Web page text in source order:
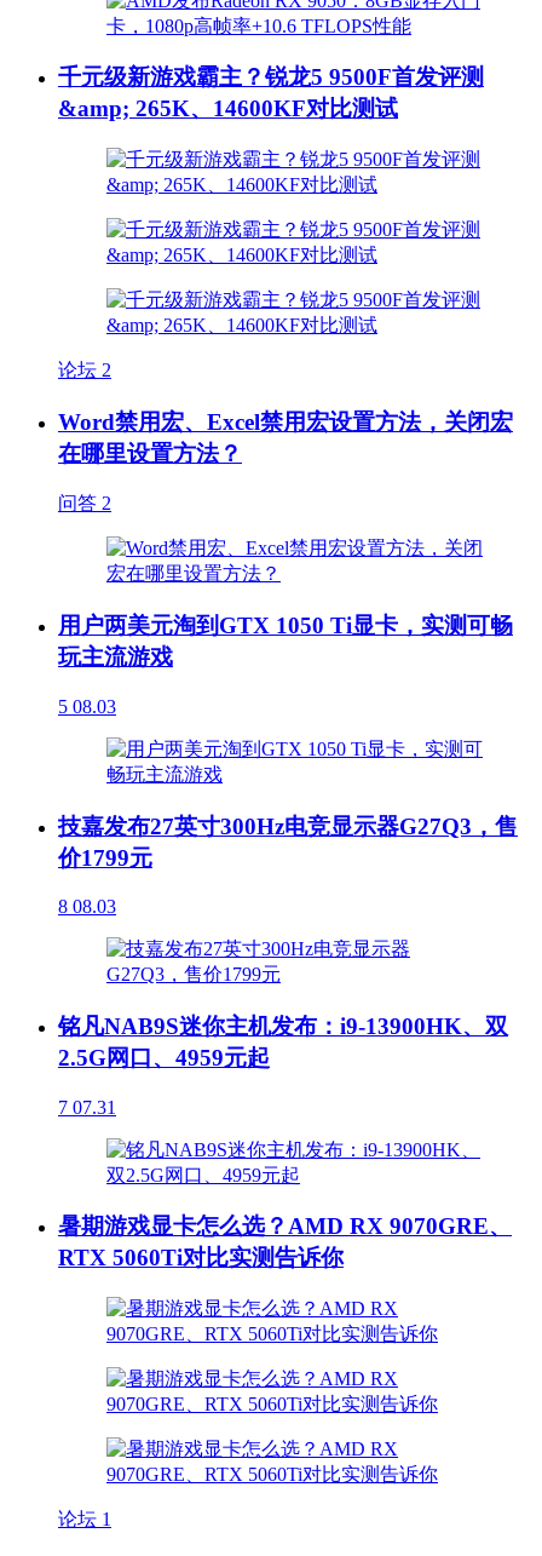
千元级新游戏霸主？锐龙5 9500F首发评测
&amp; 265K、14600KF对比测试
论坛 2
Word禁用宏、Excel禁用宏设置方法，关闭宏
在哪里设置方法？
问答 2
用户两美元淘到GTX 1050 Ti显卡，实测可畅
玩主流游戏
5 08.03
技嘉发布27英寸300Hz电竞显示器G27Q3，售
价1799元
8 08.03
铭凡NAB9S迷你主机发布：i9-13900HK、双
2.5G网口、4959元起
7 07.31
暑期游戏显卡怎么选？AMD RX 9070GRE、
RTX 5060Ti对比实测告诉你
论坛 1